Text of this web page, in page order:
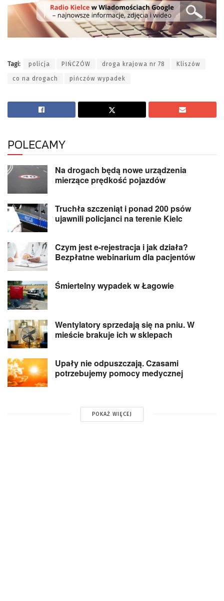
Tagi: policja PIŃCZÓW droga krajowa nr 78 Kliszów
co na drogach pińczów wypadek
POLECAMY
Na drogach będą nowe urządzenia
mierzące prędkość pojazdów
Truchła szczeniąt i ponad 200 psów
ujawnili policjanci na terenie Kielc
Czym jest e-rejestracja i jak działa?
Bezpłatne webinarium dla pacjentów
Śmiertelny wypadek w Łagowie
Wentylatory sprzedają się na pniu. W
mieście brakuje ich w sklepach
Upały nie odpuszczają. Czasami
potrzebujemy pomocy medycznej
POKAŻ WIĘCEJ